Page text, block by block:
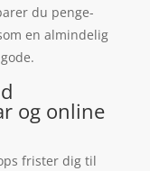
du penge-
en almindelig
og online
frister dig til